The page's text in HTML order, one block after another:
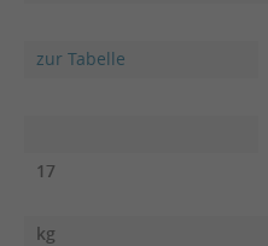
zur Tabelle
17
kg